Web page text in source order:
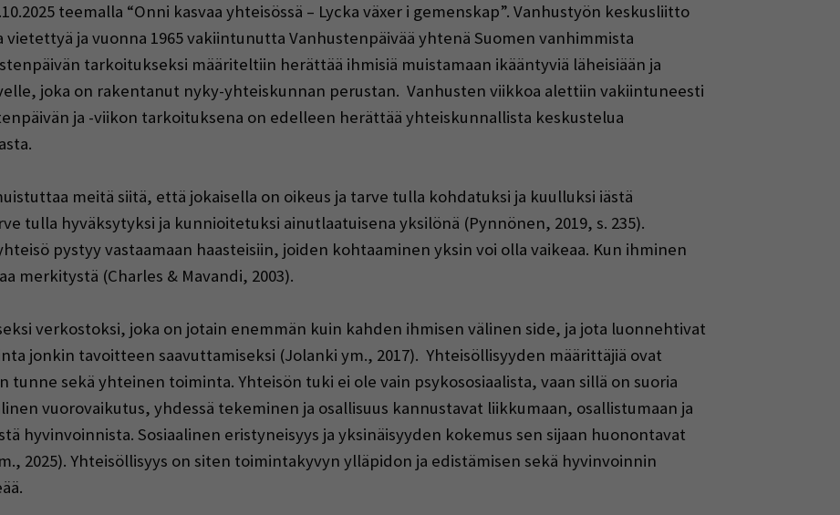
teemalla “Onni kasvaa yhteisössä – Lycka växer i gemenskap”. Vanhustyön keskusliitto
vietettyä ja vuonna 1965 vakiintunutta Vanhustenpäivää yhtenä Suomen vanhimmista
tarkoitukseksi määriteltiin herättää ihmisiä muistamaan ikääntyviä läheisiään ja
joka on rakentanut nyky-yhteiskunnan perustan. Vanhusten viikkoa alettiin vakiintuneesti
ja -viikon tarkoituksena on edelleen herättää yhteiskunnallista keskustelua
meitä siitä, että jokaisella on oikeus ja tarve tulla kohdatuksi ja kuulluksi iästä
tulla hyväksytyksi ja kunnioitetuksi ainutlaatuisena yksilönä (Pynnönen, 2019, s. 235).
pystyy vastaamaan haasteisiin, joiden kohtaaminen yksin voi olla vaikeaa. Kun ihminen
merkitystä (Charles & Mavandi, 2003).
verkostoksi, joka on jotain enemmän kuin kahden ihmisen välinen side, ja jota luonnehtivat
jonkin tavoitteen saavuttamiseksi (Jolanki ym., 2017). Yhteisöllisyyden määrittäjiä ovat
sekä yhteinen toiminta. Yhteisön tuki ei ole vain psykososiaalista, vaan sillä on suoria
vuorovaikutus, yhdessä tekeminen ja osallisuus kannustavat liikkumaan, osallistumaan ja
hyvinvoinnista. Sosiaalinen eristyneisyys ja yksinäisyyden kokemus sen sijaan huonontavat
2025). Yhteisöllisyys on siten toimintakyvyn ylläpidon ja edistämisen sekä hyvinvoinnin